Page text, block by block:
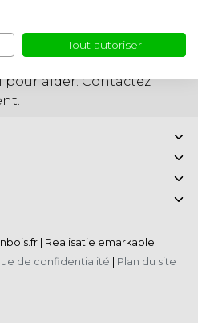
d'un article.
pour aider. Contactez
| Realisatie emarkable
de confidentialité Plan du site
Tout autoriser